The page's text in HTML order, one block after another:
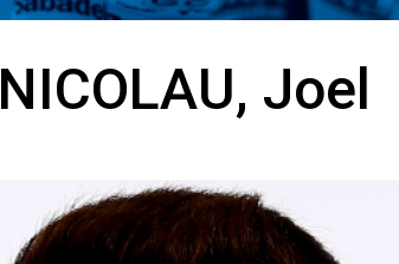
NICOLAU, Joel